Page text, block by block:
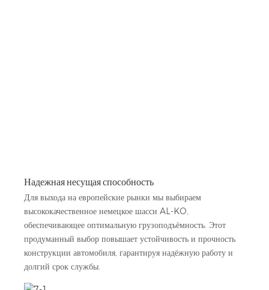
Надежная несущая способность
Для выхода на европейские рынки мы выбираем
высококачественное немецкое шасси AL-KO,
обеспечивающее оптимальную грузоподъёмность. Этот
продуманный выбор повышает устойчивость и прочность
конструкции автомобиля, гарантируя надёжную работу и
долгий срок службы.